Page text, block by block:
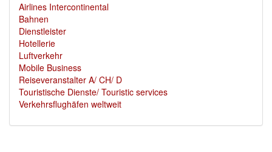
Airlines Intercontinental
Bahnen
Dienstleister
Hotellerie
Luftverkehr
Mobile Business
Reiseveranstalter A/ CH/ D
Touristische Dienste/ Touristic services
Verkehrsflughäfen weltweit